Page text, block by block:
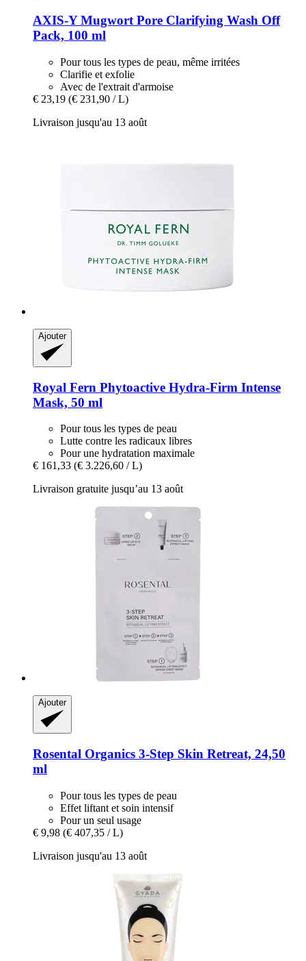
AXIS-YMugwort Pore Clarifying Wash Off
Pack, 100 ml
Pour tous les types de peau, même irritées
Clarifie et exfolie
Avec de l'extrait d'armoise
€ 23,19 (€ 231,90 / L)
Livraison jusqu'au 13 août
Ajouter
Royal Fern Phytoactive Hydra-​Firm Intense
Mask, 50 ml
Pour tous les types de peau
Lutte contre les radicaux libres
Pour une hydratation maximale
€ 161,33 (€ 3.226,60 / L)
Livraison gratuite jusqu’au 13 août
Ajouter
Rosental Organics 3-​Step Skin Retreat, 24,50
ml
Pour tous les types de peau
Effet liftant et soin intensif
Pour un seul usage
€ 9,98 (€ 407,35 / L)
Livraison jusqu'au 13 août